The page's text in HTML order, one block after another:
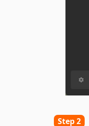
Step 2